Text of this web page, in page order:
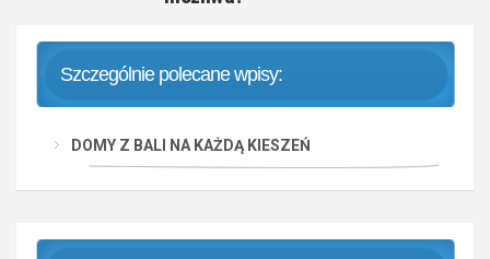
Szczególnie polecane wpisy:
DOMY Z BALI NA KAŻDĄ KIESZEŃ